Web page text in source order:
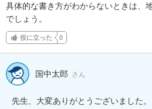
具体的な書き方がわからないときは、
でしょう。
役に立った 0
国中太郎 さん